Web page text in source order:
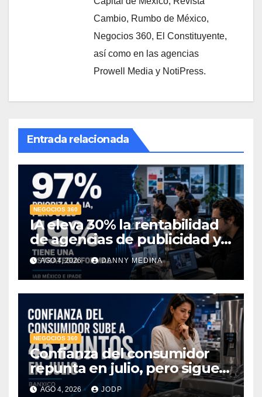
Cambio, Rumbo de México,
Negocios 360, El Constituyente,
así como en las agencias
Prowell Media y NotiPress.
Entrada relacionada
NEGOCIOS 360
IA eleva 30% la rentabilidad
de agencias de publicidad y
pone en jaque el cobro por
hora: IAB México e IPADE
AGO 4, 2026 DANNY MEDINA
NEGOCIOS 360
Confianza del consumidor
repunta en julio, pero sigue
por debajo de 2025: Banxico
AGO 4, 2026 JODP